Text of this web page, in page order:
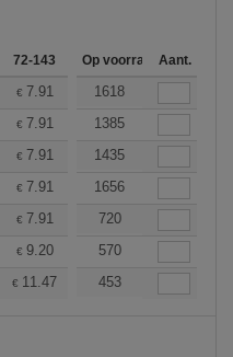
72-143 144-287 288 + Meer
Op voorraadAant.
€ 7.91 7.30
1618
€ 7.91 7.30
1385
€ 7.91 7.30
1435
€ 7.91 7.30
1656
€ 7.91 7.30
720
€ 9.20 8.50
570
€ 11.47 10.58
453